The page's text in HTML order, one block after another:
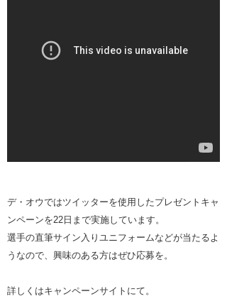
デ・オウではツイッターを使用したプレゼントキャ
ンペーンを22日まで実施しています。
選手の直筆サイン入りユニフォームなどが当たるよ
うなので、興味のある方はぜひ応募を。
詳しくはキャンペーンサイトにて。